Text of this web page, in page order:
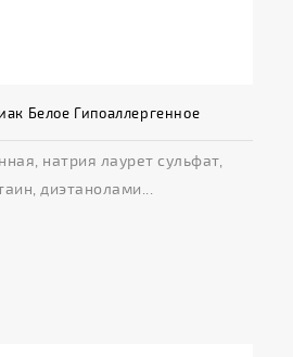
Белое Гипоаллергенное
натрия лаурет сульфат,
диэтанолами...